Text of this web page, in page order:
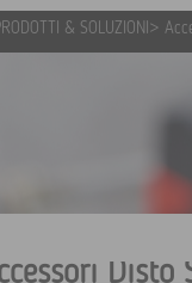
& SOLUZIONI >
Disto